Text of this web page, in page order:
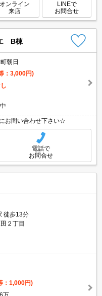
オンライン
来店
LINEで
お問合せ
B棟
朝日
：3,000円)
お問い合わせ下さい☆
電話で
お問合せ
徒歩13分
２丁目
：1,000円)